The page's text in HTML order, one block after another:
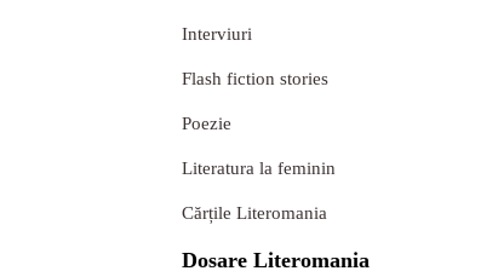
Interviuri
Flash fiction stories
Poezie
Literatura la feminin
Cărțile Literomania
Dosare Literomania